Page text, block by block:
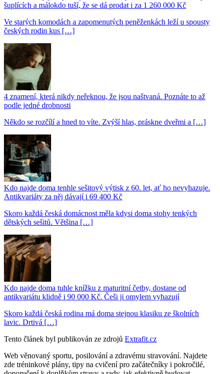
šuplících a málokdo tuší, že se dá prodat i za 1 260 000 Kč
Ve starých komodách a zapomenutých peněženkách leží u spousty
českých rodin kus […]
4 znamení, která nikdy neřeknou, že jsou naštvaná. Poznáte to až
podle jedné drobnosti
Někdo se rozčílí a hned to víte. Zvýší hlas, práskne dveřmi a […]
Kdo najde doma tenhle sešitový výtisk z 60. let, ať ho nevyhazuje.
Antikvariáty za něj dávají i 69 400 Kč
Skoro každá česká domácnost měla kdysi doma stohy tenkých
dětských sešitů. Většina […]
Kdo najde doma tuhle knížku z maturitní četby, dostane od
antikvariátu klidně i 90 000 Kč. Češi ji omylem vyhazují
Skoro každá česká rodina má doma stejnou klasiku ze školních
lavic. Drtivá […]
Tento článek byl publikován ze zdrojů Extrafit.cz
Web věnovaný sportu, posilování a zdravému stravování. Najdete
zde tréninkové plány, tipy na cvičení pro začátečníky i pokročilé,